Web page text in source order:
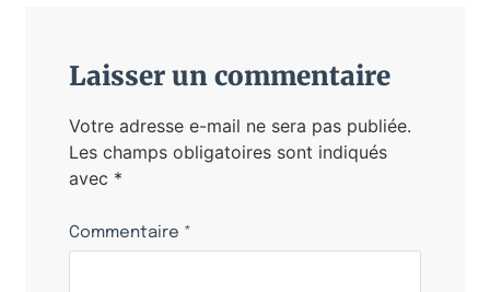
Laisser un commentaire
Votre adresse e-mail ne sera pas publiée.
Les champs obligatoires sont indiqués
avec *
Commentaire *